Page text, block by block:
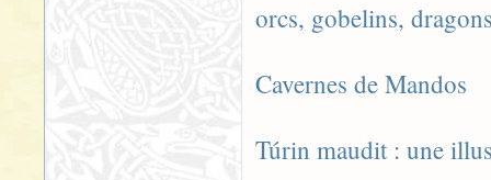
orcs, gobelins,
Cavernes de Mandos
Túrin maudit : une